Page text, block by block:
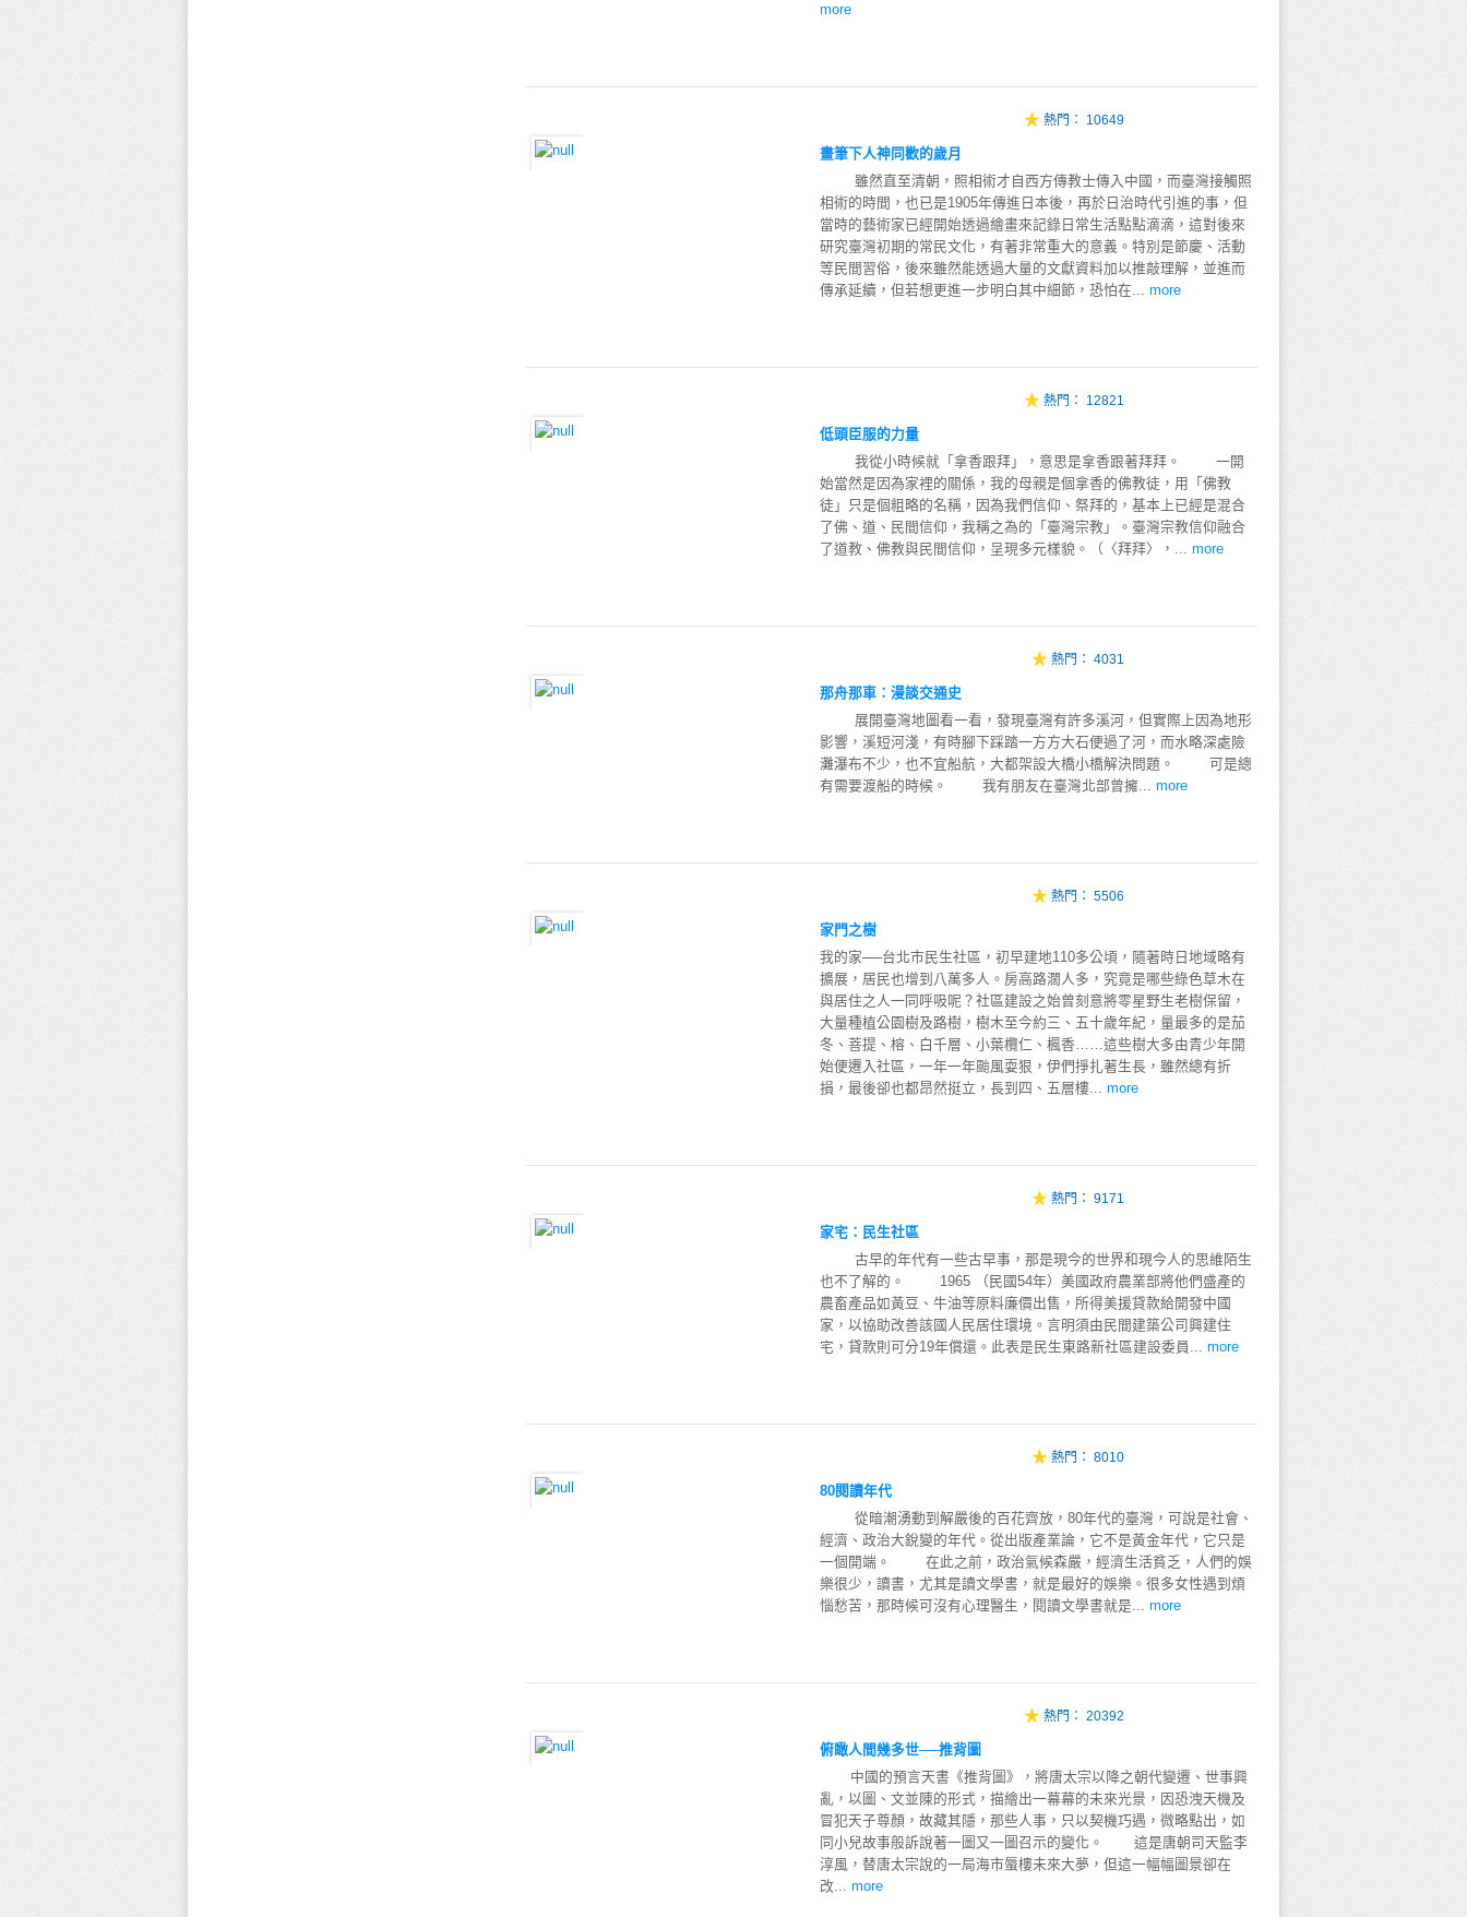
more
熱門： 10649
畫筆下人神同歡的歲月
雖然直至清朝，照相術才自西方傳教士傳入中國，而臺灣接觸照
相術的時間，也已是1905年傳進日本後，再於日治時代引進的事，但
當時的藝術家已經開始透過繪畫來記錄日常生活點點滴滴，這對後來
研究臺灣初期的常民文化，有著非常重大的意義。特別是節慶、活動
等民間習俗，後來雖然能透過大量的文獻資料加以推敲理解，並進而
傳承延續，但若想更進一步明白其中細節，恐怕在... more
熱門： 12821
低頭臣服的力量
我從小時候就「拿香跟拜」，意思是拿香跟著拜拜。 一開
始當然是因為家裡的關係，我的母親是個拿香的佛教徒，用「佛教
徒」只是個粗略的名稱，因為我們信仰、祭拜的，基本上已經是混合
了佛、道、民間信仰，我稱之為的「臺灣宗教」。臺灣宗教信仰融合
了道教、佛教與民間信仰，呈現多元樣貌。（〈拜拜〉，... more
熱門： 4031
那舟那車：漫談交通史
展開臺灣地圖看一看，發現臺灣有許多溪河，但實際上因為地形
影響，溪短河淺，有時腳下踩踏一方方大石便過了河，而水略深處險
灘瀑布不少，也不宜船航，大都架設大橋小橋解決問題。 可是總
有需要渡船的時候。 我有朋友在臺灣北部曾擁... more
熱門： 5506
家門之樹
我的家──台北市民生社區，初早建地110多公頃，隨著時日地域略有
擴展，居民也增到八萬多人。房高路濶人多，究竟是哪些綠色草木在
與居住之人一同呼吸呢？社區建設之始曾刻意將零星野生老樹保留，
大量種植公園樹及路樹，樹木至今約三、五十歲年紀，量最多的是茄
冬、菩提、榕、白千層、小葉欖仁、楓香……這些樹大多由青少年開
始便遷入社區，一年一年颱風耍狠，伊們掙扎著生長，雖然總有折
損，最後卻也都昂然挺立，長到四、五層樓... more
熱門： 9171
家宅：民生社區
古早的年代有一些古早事，那是現今的世界和現今人的思維陌生
也不了解的。 1965 （民國54年）美國政府農業部將他們盛產的
農畜產品如黃豆、牛油等原料廉價出售，所得美援貸款給開發中國
家，以協助改善該國人民居住環境。言明須由民間建築公司興建住
宅，貸款則可分19年償還。此表是民生東路新社區建設委員... more
熱門： 8010
80閱讀年代
從暗潮湧動到解嚴後的百花齊放，80年代的臺灣，可說是社會、
經濟、政治大銳變的年代。從出版產業論，它不是黃金年代，它只是
一個開端。 在此之前，政治氣候森嚴，經濟生活貧乏，人們的娛
樂很少，讀書，尤其是讀文學書，就是最好的娛樂。很多女性遇到煩
惱愁苦，那時候可沒有心理醫生，閱讀文學書就是... more
熱門： 20392
俯瞰人間幾多世──推背圖
中國的預言天書《推背圖》，將唐太宗以降之朝代變遷、世事興
亂，以圖、文並陳的形式，描繪出一幕幕的未來光景，因恐洩天機及
冒犯天子尊顏，故藏其隱，那些人事，只以契機巧遇，微略點出，如
同小兒故事般訴說著一圖又一圖召示的變化。 這是唐朝司天監李
淳風，替唐太宗說的一局海市蜃樓未來大夢，但這一幅幅圖景卻在
改... more